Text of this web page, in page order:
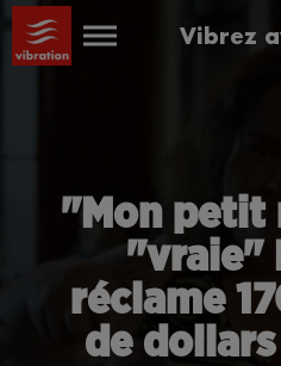
Vibrez
"Mon petit
"vraie"
réclame
de